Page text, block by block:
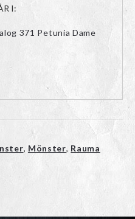
I:
371 Petunia Dame
, Mönster, Rauma